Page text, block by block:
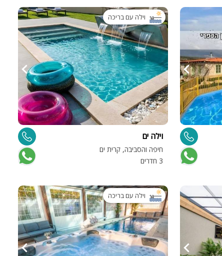
וילה עם בריכה
וילה ים
חיפה והסביבה, קרית ים
3 חדרים
וילה עם בריכה